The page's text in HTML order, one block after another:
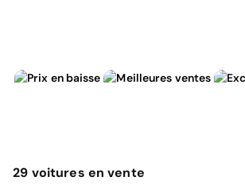
29 voitures en vente